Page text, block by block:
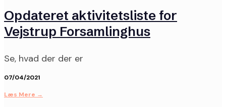
Opdateret aktivitetsliste for
Vejstrup Forsamlinghus
Se, hvad der der er
07/04/2021
Læs Mere →